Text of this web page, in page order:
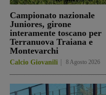
Campionato nazionale
Juniores, girone
interamente toscano per
Terranuova Traiana e
Montevarchi
Calcio Giovanili 8 Agosto 2026